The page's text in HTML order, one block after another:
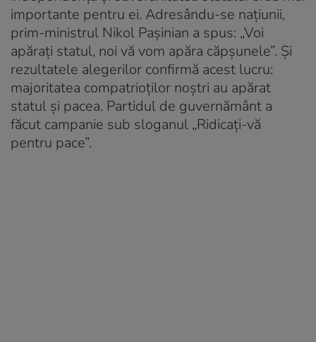
importante pentru ei. Adresându-se națiunii,
prim-ministrul Nikol Pașinian a spus: „Voi
apărați statul, noi vă vom apăra căpșunele”. Și
rezultatele alegerilor confirmă acest lucru:
majoritatea compatrioților noștri au apărat
statul și pacea. Partidul de guvernământ a
făcut campanie sub sloganul „Ridicați-vă
pentru pace”.